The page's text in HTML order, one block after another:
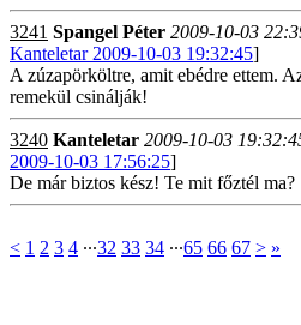
3241 Spangel Péter 2009-10-03
Kanteletar 2009-10-03 19:32:45]
A zúzapörköltre, amit ebédre ettem.
remekül csinálják!
3240 Kanteletar 2009-10-03
2009-10-03 17:56:25]
De már biztos kész! Te mit főztél
< 1 2 3 4 ∙∙∙32 33 34 ∙∙∙65 66 67 > »